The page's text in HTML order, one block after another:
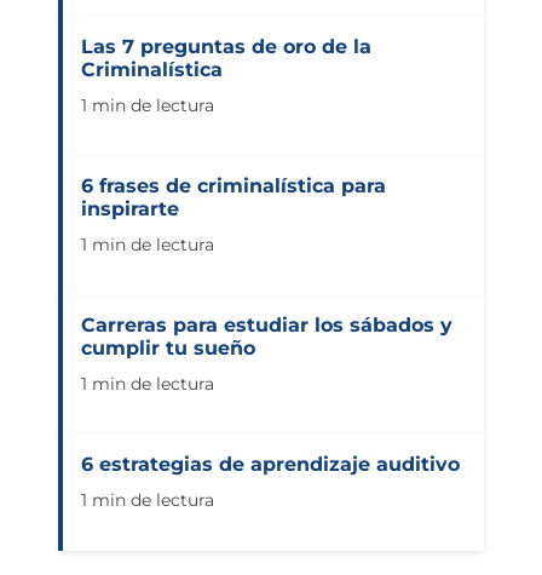
Las 7 preguntas de oro de la
Criminalística
1 min de lectura
6 frases de criminalística para
inspirarte
1 min de lectura
Carreras para estudiar los sábados y
cumplir tu sueño
1 min de lectura
6 estrategias de aprendizaje auditivo
1 min de lectura